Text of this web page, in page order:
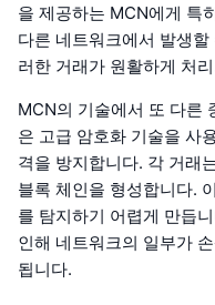
을 제공하는 MCN에게 특
다른 네트워크에서 발생
러한 거래가 원활하게 처
MCN의 기술에서 또 다른
은 고급 암호화 기술을 사
격을 방지합니다. 각 거래
블록 체인을 형성합니다.
를 탐지하기 어렵게 만듭
인해 네트워크의 일부가
됩니다.